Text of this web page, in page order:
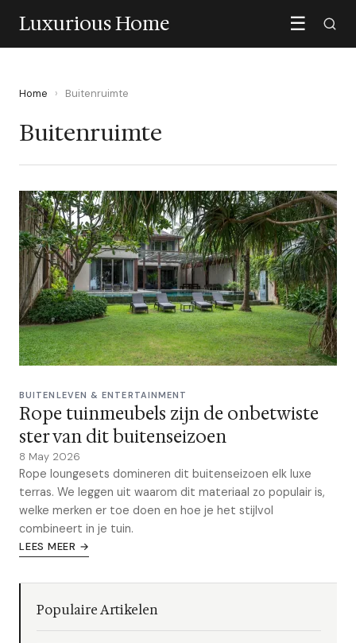
Luxurious Home ☰
Home › Buitenruimte
Buitenruimte
BUITENLEVEN & ENTERTAINMENT
Rope tuinmeubels zijn de onbetwiste
ster van dit buitenseizoen
8 May 2026
Rope loungesets domineren dit buitenseizoen elk luxe
terras. We leggen uit waarom dit materiaal zo populair is,
welke merken er toe doen en hoe je het stijlvol
combineert in je tuin.
LEES MEER →
Populaire Artikelen